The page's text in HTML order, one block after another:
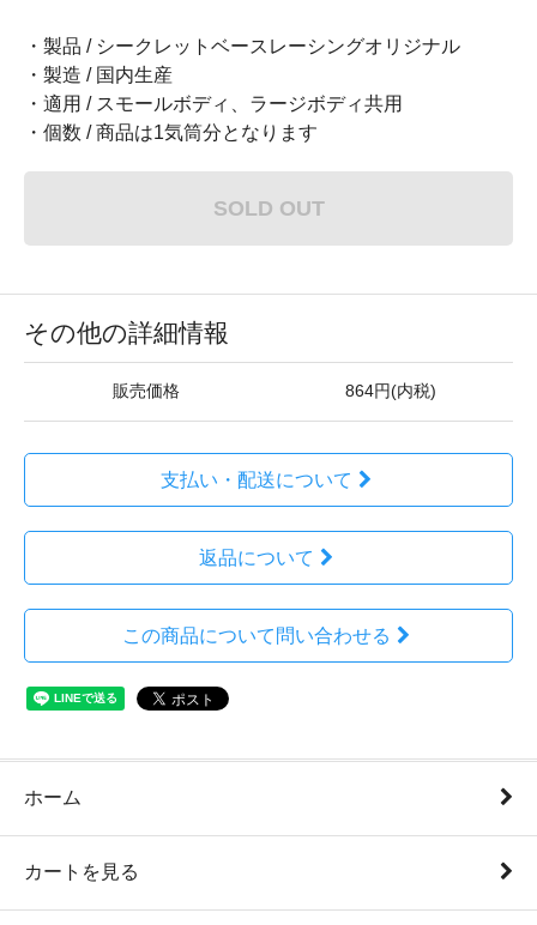
・製品 / シークレットベースレーシングオリジナル
・製造 / 国内生産
・適用 / スモールボディ、ラージボディ共用
・個数 / 商品は1気筒分となります
SOLD OUT
その他の詳細情報
販売価格 864円(内税)
支払い・配送について
返品について
この商品について問い合わせる
ホーム
カートを見る